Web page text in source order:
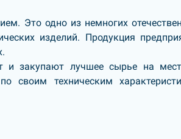
Это одно из немногих
изделий. Продукция
и закупают лучшее сырье на
своим техническим